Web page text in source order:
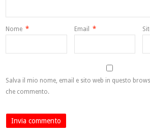
Nome * Email *
Salva il mio nome, email e sito web in questo
che commento.